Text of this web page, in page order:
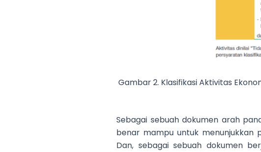
Gambar 2. Klasifikasi Aktivitas
Sebagai sebuah dokumen arah
benar mampu untuk menunjukkan
Dan, sebagai sebuah dokumen